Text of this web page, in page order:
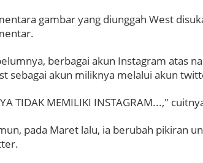
gambar yang diunggah West
berbagai akun Instagram atas
sebagai akun miliknya melalui akun
TIDAK MEMILIKI INSTAGRAM...,"
pada Maret lalu, ia berubah pikiran